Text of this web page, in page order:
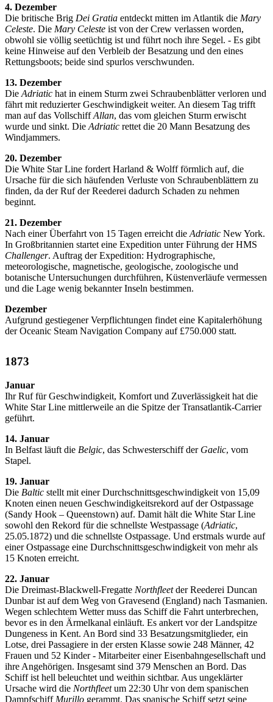
4. Dezember
Die britische Brig Dei Gratia entdeckt mitten im Atlantik die Mary
Celeste. Die Mary Celeste ist von der Crew verlassen worden,
obwohl sie völlig seetüchtig ist und führt noch ihre Segel. - Es gibt
keine Hinweise auf den Verbleib der Besatzung und den eines
Rettungsboots; beide sind spurlos verschwunden.
13. Dezember
Die Adriatic hat in einem Sturm zwei Schraubenblätter verloren und
fährt mit reduzierter Geschwindigkeit weiter. An diesem Tag trifft
man auf das VollschiffAllan, das vom gleichen Sturm erwischt
wurde und sinkt. Die Adriatic rettet die 20 Mann Besatzung des
Windjammers.
20. Dezember
Die White Star Line fordert Harland & Wolff förmlich auf, die
Ursache für die sich häufenden Verluste von Schraubenblättern zu
finden, da der Ruf der Reederei dadurch Schaden zu nehmen
beginnt.
21. Dezember
Nach einer Überfahrt von 15 Tagen erreicht die Adriatic New York.
In Großbritannien startet eine Expedition unter Führung der HMS
Challenger. Auftrag der Expedition: Hydrographische,
meteorologische, magnetische, geologische, zoologische und
botanische Untersuchungen durchführen, Küstenverläufe vermessen
und die Lage wenig bekannter Inseln bestimmen.
Dezember
Aufgrund gestiegener Verpflichtungen findet eine Kapitalerhöhung
der Oceanic Steam Navigation Company auf £750.000 statt.
1873
Januar
Ihr Ruf für Geschwindigkeit, Komfort und Zuverlässigkeit hat die
White Star Line mittlerweile an die Spitze der Transatlantik-Carrier
geführt.
14. Januar
In Belfast läuft die Belgic, das Schwesterschiff der Gaelic, vom
Stapel.
19. Januar
Die Baltic stellt mit einer Durchschnittsgeschwindigkeit von 15,09
Knoten einen neuen Geschwindigkeitsrekord auf der Ostpassage
(Sandy Hook – Queenstown) auf. Damit hält die White Star Line
sowohl den Rekord für die schnellste Westpassage (Adriatic,
25.05.1872) und die schnellste Ostpassage. Und erstmals wurde auf
einer Ostpassage eine Durchschnittsgeschwindigkeit von mehr als
15 Knoten erreicht.
22. Januar
Die Dreimast-Blackwell-Fregatte Northfleetder Reederei Duncan
Dunbar ist auf dem Weg von Gravesend (England) nach Tasmanien.
Wegen schlechtem Wetter muss das Schiff die Fahrt unterbrechen,
bevor es in den Ärmelkanal einläuft. Es ankert vor der Landspitze
Dungeness in Kent. An Bord sind 33 Besatzungsmitglieder, ein
Lotse, drei Passagiere in der ersten Klasse sowie 248 Männer, 42
Frauen und 52 Kinder - Mitarbeiter einer Eisenbahngesellschaft und
ihre Angehörigen. Insgesamt sind 379 Menschen an Bord. Das
Schiff ist hell beleuchtet und weithin sichtbar. Aus ungeklärter
Ursache wird die Northfleetum 22:30 Uhr von dem spanischen
Dampfschiff Murillo gerammt. Das spanische Schiff setzt seine